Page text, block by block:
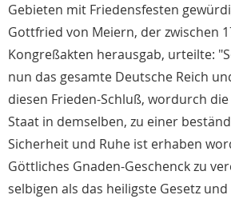
Gebieten mit Friedensfesten
Gottfried von Meiern, der zwischen
Kongreßakten herausgab, urteilte:
nun das gesamte Deutsche Reich
diesen Frieden-Schluß, wordurch
Staat in demselben, zu einer
Sicherheit und Ruhe ist erhaben
Göttliches Gnaden-Geschenck zu
selbigen als das heiligste Gesetz